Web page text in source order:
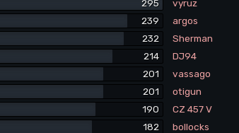
295
239
232
214
201
201
190
182
vyruz
argos
Sherman
DJ94
vassago
otigun
CZ 457 V
bollocks